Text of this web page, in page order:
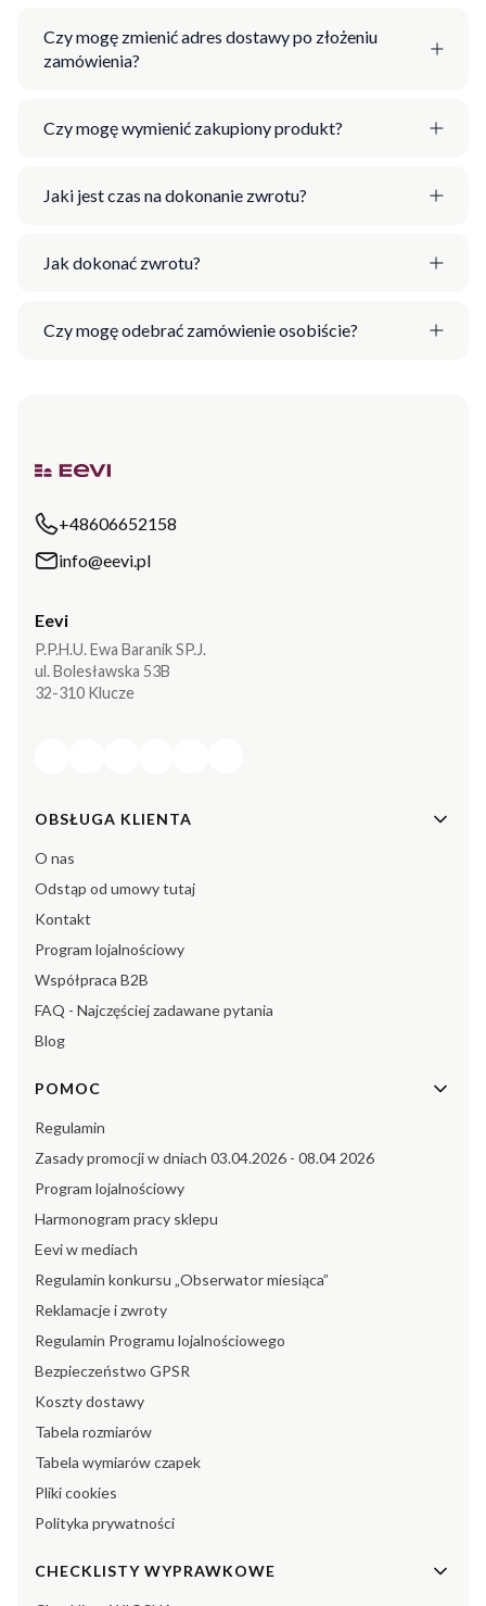
Czy mogę zmienić adres dostawy po złożeniu
zamówienia?
Czy mogę wymienić zakupiony produkt?
Jaki jest czas na dokonanie zwrotu?
Jak dokonać zwrotu?
Czy mogę odebrać zamówienie osobiście?
+48606652158
info@eevi.pl
Eevi
P.P.H.U. Ewa Baranik SP.J.
ul. Bolesławska 53B
32-310 Klucze
Linki w stopce
OBSŁUGA KLIENTA
O nas
Odstąp od umowy tutaj
Kontakt
Program lojalnościowy
Współpraca B2B
FAQ - Najczęściej zadawane pytania
Blog
POMOC
Regulamin
Zasady promocji w dniach 03.04.2026 - 08.04 2026
Program lojalnościowy
Harmonogram pracy sklepu
Eevi w mediach
Regulamin konkursu „Obserwator miesiąca”
Reklamacje i zwroty
Regulamin Programu lojalnościowego
Bezpieczeństwo GPSR
Koszty dostawy
Tabela rozmiarów
Tabela wymiarów czapek
Pliki cookies
Polityka prywatności
CHECKLISTY WYPRAWKOWE